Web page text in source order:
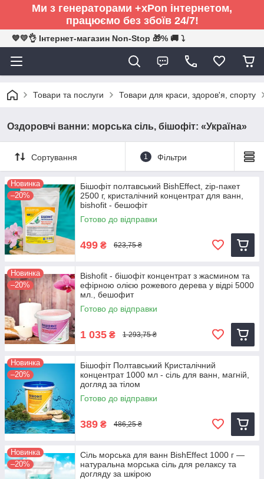
Ми з генераторами +xPon інтернетом,
працюємо без збоїв 24/7!
💙💛👌 Інтернет-магазин Non-Stop 🎁% 🚚 ⤵
Товари та послуги Товари для краси, здоров'я, спорту
Оздоровчі ванни: морська сіль, бішофіт: «Україна»
Сортування 1 Фільтри
Новинка
–20%
Бішофіт полтавський BishEffect, zip-пакет
2500 г, кристалічний концентрат для ванн,
bishofit - бешофіт
Готово до відправки
499 ₴ 623,75 ₴
Новинка
–20%
Bishofit - бішофіт концентрат з жасмином та
ефірною олією рожевого дерева у відрі 5000
мл., бешофит
Готово до відправки
1 035 ₴ 1 293,75 ₴
Новинка
–20%
Бішофіт Полтавський Кристалічний
концентрат 1000 мл - сіль для ванн, магній,
догляд за тілом
Готово до відправки
389 ₴ 486,25 ₴
Новинка
–20%
Сіль морська для ванн BishEffect 1000 г —
натуральна морська сіль для релаксу та
догляду за шкірою